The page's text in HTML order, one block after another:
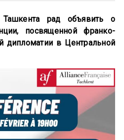
Ташкента рад объявить о
посвященной франко-
дипломатии в Центральной